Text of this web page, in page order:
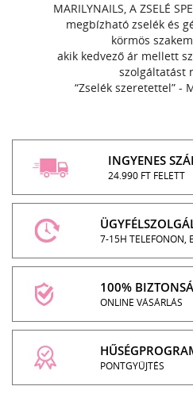
MARILYNAILS, A ZSELÉ
megbízható zselék és
körmös
akik kedvező ár mellett
szolgáltatást
“Zselék szeretettel” -
INGYENES
24.990 FT FELETT
7-15H TELEFONON,
100%
ONLINE VÁSÁRLÁS
PONTGYŰJTÉS